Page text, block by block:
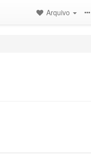
Arquivo